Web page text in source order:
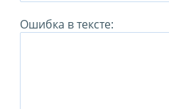
Ошибка в тексте: